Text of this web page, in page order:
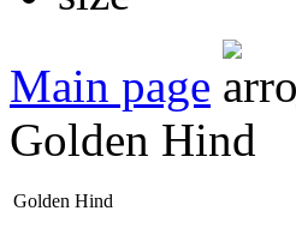
Main page
Golden Hind
Golden Hind